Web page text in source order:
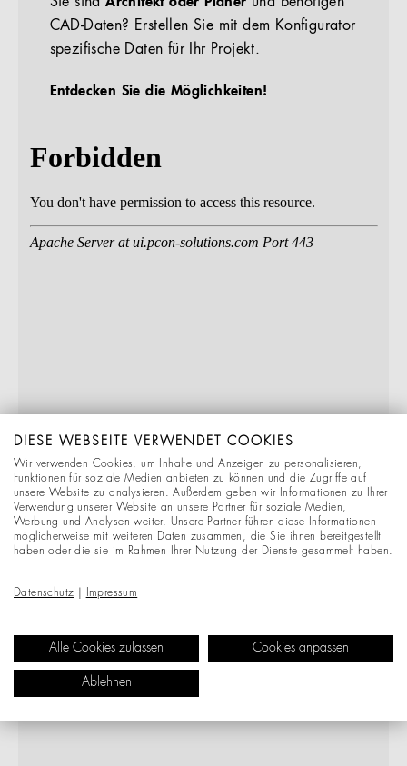
CAD-Daten? Erstellen Sie mit dem Konfigurator
spezifische Daten für Ihr Projekt.
Entdecken Sie die Möglichkeiten!
DIESE WEBSEITE VERWENDET COOKIES
Wir verwenden Cookies, um Inhalte und Anzeigen zu personalisieren,
Funktionen für soziale Medien anbieten zu können und die Zugriffe auf
unsere Website zu analysieren. Außerdem geben wir Informationen zu Ihrer
Verwendung unserer Website an unsere Partner für soziale Medien,
Werbung und Analysen weiter. Unsere Partner führen diese Informationen
möglicherweise mit weiteren Daten zusammen, die Sie ihnen bereitgestellt
haben oder die sie im Rahmen Ihrer Nutzung der Dienste gesammelt haben.
Datenschutz Impressum
Alle Cookies zulassen Cookies anpassen
Ablehnen